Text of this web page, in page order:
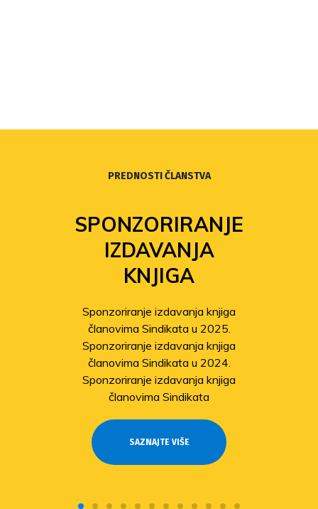
PREDNOSTI ČLANSTVA
SPONZORIRANJE
IZDAVANJA
KNJIGA
Sponzoriranje izdavanja knjiga
članovima Sindikata u 2025.
Sponzoriranje izdavanja knjiga
članovima Sindikata u 2024.
Sponzoriranje izdavanja knjiga
članovima Sindikata
SAZNAJTE VIŠE